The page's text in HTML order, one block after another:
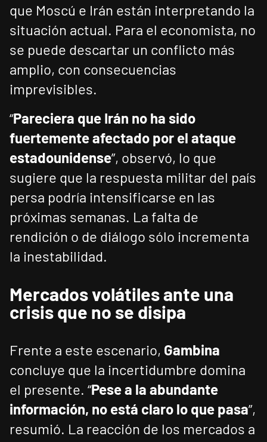
que Moscú e Irán están interpretando la
situación actual. Para el economista, no
se puede descartar un conflicto más
amplio, con consecuencias
imprevisibles.
“Pareciera que Irán no ha sido
fuertemente afectado por el ataque
estadounidense”, observó, lo que
sugiere que la respuesta militar del país
persa podría intensificarse en las
próximas semanas. La falta de
rendición o de diálogo sólo incrementa
la inestabilidad.
Mercados volátiles ante una
crisis que no se disipa
Frente a este escenario, Gambina
concluye que la incertidumbre domina
el presente. “Pese a la abundante
información, no está claro lo que pasa”,
resumió. La reacción de los mercados a